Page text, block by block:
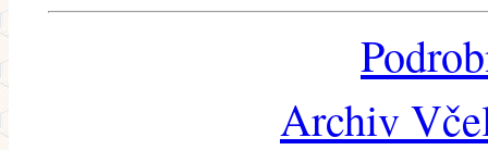
Archiv